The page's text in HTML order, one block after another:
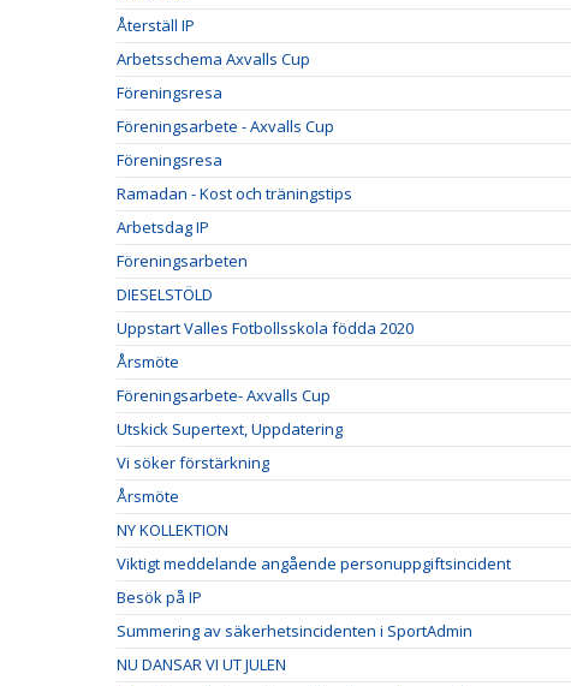
Återställ IP
Arbetsschema Axvalls Cup
Föreningsresa
Föreningsarbete - Axvalls Cup
Föreningsresa
Ramadan - Kost och träningstips
Arbetsdag IP
Föreningsarbeten
DIESELSTÖLD
Uppstart Valles Fotbollsskola födda 2020
Årsmöte
Föreningsarbete- Axvalls Cup
Utskick Supertext, Uppdatering
Vi söker förstärkning
Årsmöte
NY KOLLEKTION
Viktigt meddelande angående personuppgiftsincident
Besök på IP
Summering av säkerhetsincidenten i SportAdmin
NU DANSAR VI UT JULEN